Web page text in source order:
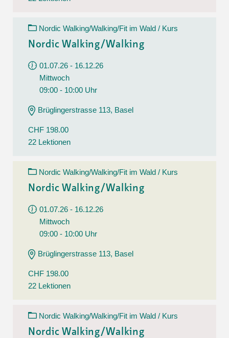
Nordic Walking/Walking/Fit im Wald / Kurs
Nordic Walking/Walking
01.07.26 - 16.12.26
Mittwoch
09:00 - 10:00 Uhr
Brüglingerstrasse 113, Basel
CHF 198.00
22 Lektionen
Nordic Walking/Walking/Fit im Wald / Kurs
Nordic Walking/Walking
01.07.26 - 16.12.26
Mittwoch
09:00 - 10:00 Uhr
Brüglingerstrasse 113, Basel
CHF 198.00
22 Lektionen
Nordic Walking/Walking/Fit im Wald / Kurs
Nordic Walking/Walking